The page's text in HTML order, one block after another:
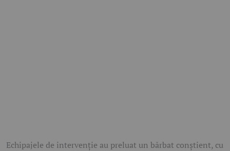
Echipajele de intervenție au preluat un bărbat conștient, cu